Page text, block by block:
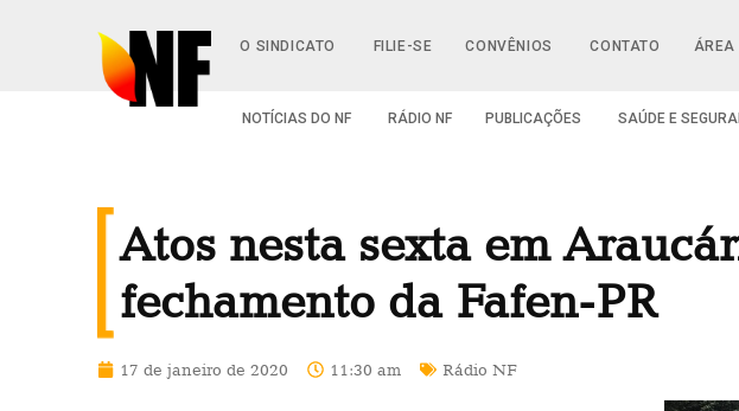
O SINDICATO FILIE-SE CONVÊNIOS CONTATO ÁREA
NOTÍCIAS DO NF RÁDIO NF PUBLICAÇÕES SAÚDE E
Atos nesta sexta em
fechamento da Fafen-PR
17 de janeiro de 2020 11:30 am Rádio NF